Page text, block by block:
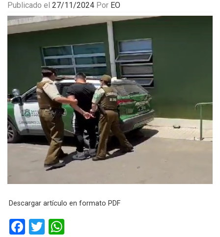
Publicado el 27/11/2024 Por EO
Descargar artículo en formato PDF
F
T